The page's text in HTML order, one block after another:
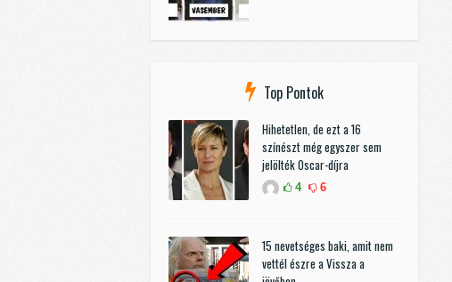
Top Pontok
Hihetetlen, de ezt a 16
színészt még egyszer sem
jelölték Oscar-díjra
4 6
15 nevetséges baki, amit nem
vettél észre a Vissza a